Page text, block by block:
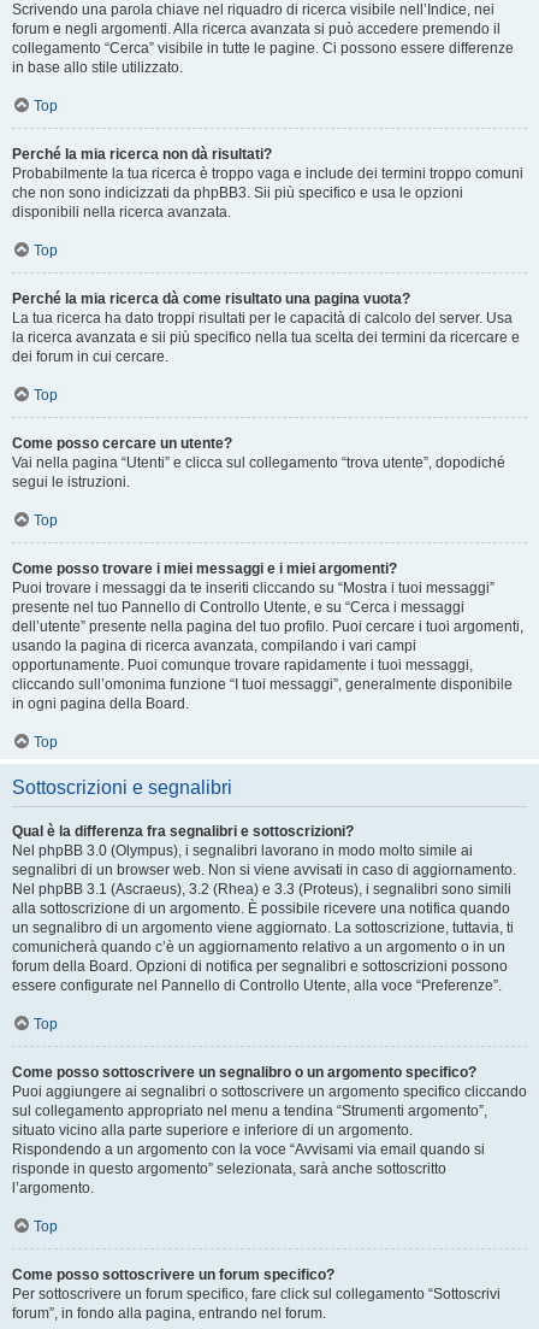
Scrivendo una parola chiave nel riquadro di ricerca visibile nell’Indice, nei
forum e negli argomenti. Alla ricerca avanzata si può accedere premendo il
collegamento “Cerca” visibile in tutte le pagine. Ci possono essere differenze
in base allo stile utilizzato.
Top
Perché la mia ricerca non dà risultati?
Probabilmente la tua ricerca è troppo vaga e include dei termini troppo comuni
che non sono indicizzati da phpBB3. Sii più specifico e usa le opzioni
disponibili nella ricerca avanzata.
Top
Perché la mia ricerca dà come risultato una pagina vuota?
La tua ricerca ha dato troppi risultati per le capacità di calcolo del server. Usa
la ricerca avanzata e sii più specifico nella tua scelta dei termini da ricercare e
dei forum in cui cercare.
Top
Come posso cercare un utente?
Vai nella pagina “Utenti” e clicca sul collegamento “trova utente”, dopodiché
segui le istruzioni.
Top
Come posso trovare i miei messaggi e i miei argomenti?
Puoi trovare i messaggi da te inseriti cliccando su “Mostra i tuoi messaggi”
presente nel tuo Pannello di Controllo Utente, e su “Cerca i messaggi
dell’utente” presente nella pagina del tuo profilo. Puoi cercare i tuoi argomenti,
usando la pagina di ricerca avanzata, compilando i vari campi
opportunamente. Puoi comunque trovare rapidamente i tuoi messaggi,
cliccando sull’omonima funzione “I tuoi messaggi”, generalmente disponibile
in ogni pagina della Board.
Top
Sottoscrizioni e segnalibri
Qual è la differenza fra segnalibri e sottoscrizioni?
Nel phpBB 3.0 (Olympus), i segnalibri lavorano in modo molto simile ai
segnalibri di un browser web. Non si viene avvisati in caso di aggiornamento.
Nel phpBB 3.1 (Ascraeus), 3.2 (Rhea) e 3.3 (Proteus), i segnalibri sono simili
alla sottoscrizione di un argomento. È possibile ricevere una notifica quando
un segnalibro di un argomento viene aggiornato. La sottoscrizione, tuttavia, ti
comunicherà quando c’è un aggiornamento relativo a un argomento o in un
forum della Board. Opzioni di notifica per segnalibri e sottoscrizioni possono
essere configurate nel Pannello di Controllo Utente, alla voce “Preferenze”.
Top
Come posso sottoscrivere un segnalibro o un argomento specifico?
Puoi aggiungere ai segnalibri o sottoscrivere un argomento specifico cliccando
sul collegamento appropriato nel menu a tendina “Strumenti argomento”,
situato vicino alla parte superiore e inferiore di un argomento.
Rispondendo a un argomento con la voce “Avvisami via email quando si
risponde in questo argomento” selezionata, sarà anche sottoscritto
l’argomento.
Top
Come posso sottoscrivere un forum specifico?
Per sottoscrivere un forum specifico, fare click sul collegamento “Sottoscrivi
forum”, in fondo alla pagina, entrando nel forum.